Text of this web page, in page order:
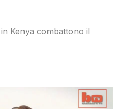
Kenya combattono il